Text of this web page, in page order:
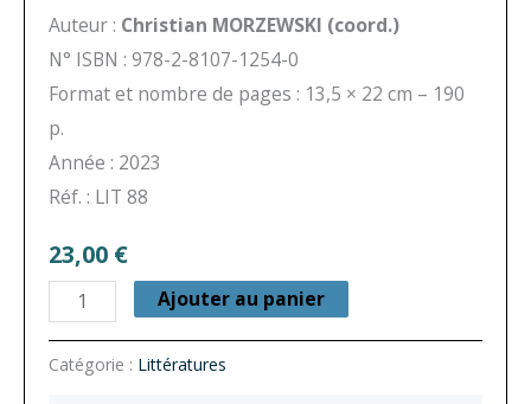
Auteur : Christian MORZEWSKI (coord.)
N° ISBN : 978-2-8107-1254-0
Format et nombre de pages : 13,5 × 22 cm – 190
p.
Année : 2023
Réf. : LIT 88
23,00 €
quantité
de
Littératures
Ajouter au panier
Catégorie : Littératures